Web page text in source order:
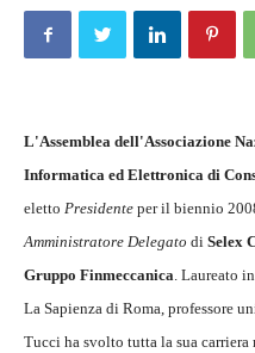
L'Assemblea dell'Associazione
Informatica ed Elettronica di
eletto Presidente per il biennio
Amministratore Delegato di Selex
Gruppo Finmeccanica. Laureato
La Sapienza di Roma, professore
Tucci ha svolto tutta la sua